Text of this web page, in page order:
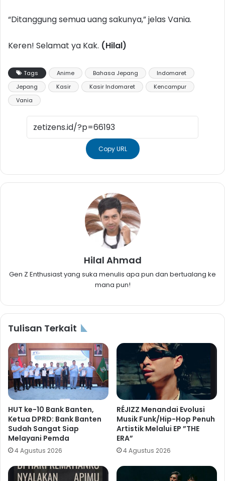
“Ditanggung semua uang sakunya,” jelas Vania.
Keren! Selamat ya Kak. (Hilal)
Tags Anime Bahasa Jepang
Indomaret
Jepang
Kasir Kasir Indomaret
Kencampur
Vania
Copy URL
Hilal Ahmad
Gen Z Enthusiast yang suka menulis apa pun dan bertualang ke
mana pun!
Tulisan Terkait
HUT ke-10 Bank Banten,
Ketua DPRD: Bank Banten
Sudah Sangat Siap
Melayani Pemda
4 Agustus 2026
RÉJIZZ Menandai Evolusi
Musik Funk/Hip-Hop Penuh
Artistik Melalui EP ”THE
ERA”
4 Agustus 2026